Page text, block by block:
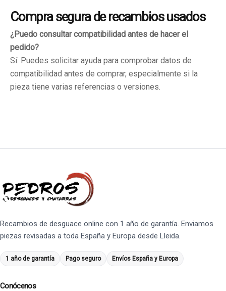
Compra segura de recambios usados
¿Puedo consultar compatibilidad antes de hacer el
pedido?
Sí. Puedes solicitar ayuda para comprobar datos de
compatibilidad antes de comprar, especialmente si la
pieza tiene varias referencias o versiones.
Recambios de desguace online con 1 año de garantía. Enviamos
piezas revisadas a toda España y Europa desde Lleida.
1 año de garantía Pago seguro Envíos España y Europa
Conócenos